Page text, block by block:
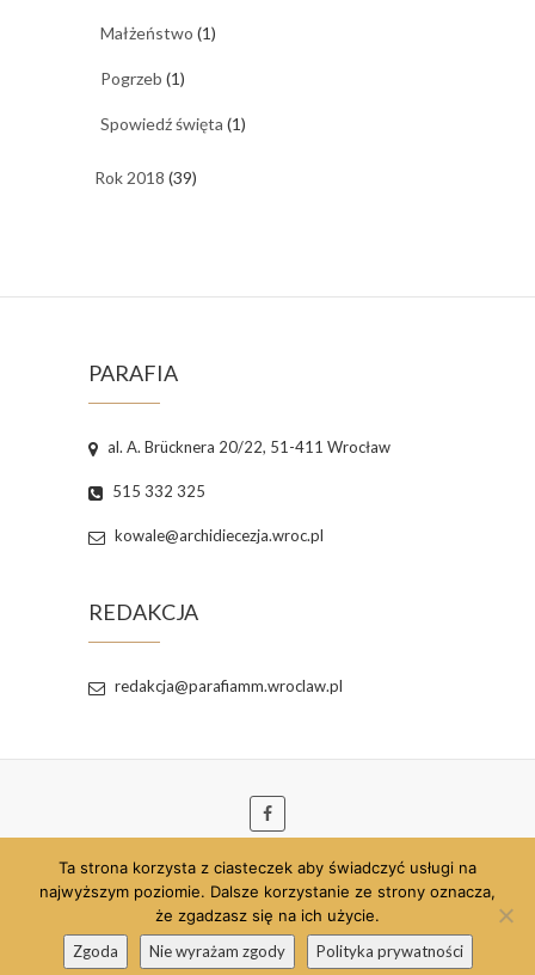
Małżeństwo (1)
Pogrzeb (1)
Spowiedź święta (1)
Rok 2018 (39)
PARAFIA
al. A. Brücknera 20/22, 51-411 Wrocław
515 332 325
kowale@archidiecezja.wroc.pl
REDAKCJA
redakcja@parafiamm.wroclaw.pl
© 2026Parafia pw. Najświętszej Maryi Panny
Matki Miłosierdzia we Wrocławiu | Szablon strony
opracowany przez:Theme Freesia| Strona
wspierana przez: WordPress
Ta strona korzysta z ciasteczek aby świadczyć usługi na
najwyższym poziomie. Dalsze korzystanie ze strony oznacza,
że zgadzasz się na ich użycie.
Zgoda
Nie wyrażam zgody Polityka prywatności